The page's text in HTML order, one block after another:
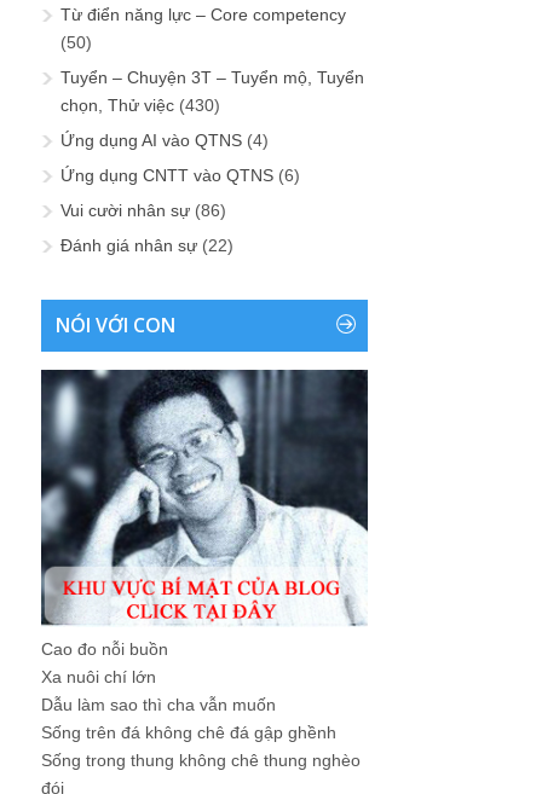
Từ điển năng lực – Core competency
(50)
Tuyển – Chuyện 3T – Tuyển mộ, Tuyển
chọn, Thử việc (430)
Ứng dụng AI vào QTNS (4)
Ứng dụng CNTT vào QTNS (6)
Vui cười nhân sự (86)
Đánh giá nhân sự (22)
NÓI VỚI CON
Cao đo nỗi buồn
Xa nuôi chí lớn
Dẫu làm sao thì cha vẫn muốn
Sống trên đá không chê đá gập ghềnh
Sống trong thung không chê thung nghèo
đói